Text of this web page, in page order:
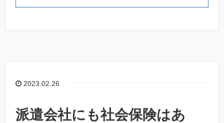
2023.02.26
派遣会社にも社会保険はあ